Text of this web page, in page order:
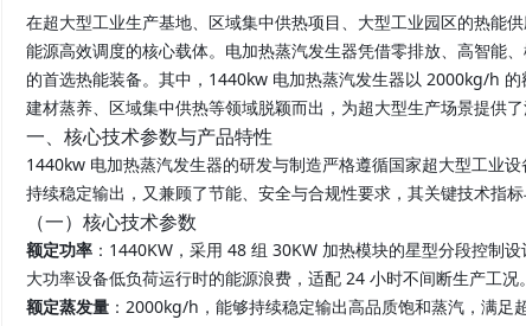
在超大型工业生产基地、区域集中供热项目、大型工业园区的热能
能源高效调度的核心载体。电加热蒸汽发生器凭借零排放、高智能
的首选热能装备。其中，1440kw 电加热蒸汽发生器以 2000kg/h
建材蒸养、区域集中供热等领域脱颖而出，为超大型生产场景提供
一、核心技术参数与产品特性
1440kw 电加热蒸汽发生器的研发与制造严格遵循国家超大型工业
持续稳定输出，又兼顾了节能、安全与合规性要求，其关键技术指标
（一）核心技术参数
额定功率 ：1440KW，采用 48 组 30KW 加热模块的星型分段控制
大功率设备低负荷运行时的能源浪费，适配 24 小时不间断生产工况。
额定蒸发量 ：2000kg/h，能够持续稳定输出高品质饱和蒸汽，满